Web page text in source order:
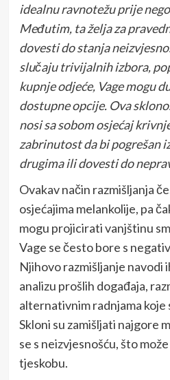
idealnu ravnotežu prije
Međutim, ta želja za
dovesti do stanja
slučaju trivijalnih izbora,
kupnje odjeće, Vage mogu
dostupne opcije. Ova
nosi sa sobom osjećaj
zabrinutost da bi pogrešan
drugima ili dovesti do
Ovakav način razmišljanja
osjećajima melankolije, pa
mogu projicirati vanjštinu
Vage se često bore s
Njihovo razmišljanje navodi
analizu prošlih događaja,
alternativnim radnjama koje
Skloni su zamišljati najgore
se s neizvjesnošću, što
tjeskobu.